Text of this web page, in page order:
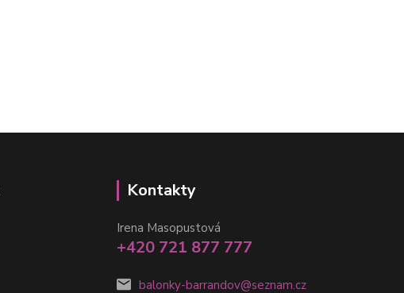
Kontakty
Irena Masopustová
+420 721 877 777
balonky-barrandov@seznam.cz